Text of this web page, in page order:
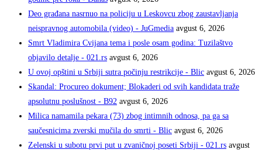
Deo građana nasrnuo na policiju u Leskovcu zbog zaustavljanja
neispravnog automobila (video) - JuGmedia avgust 6, 2026
Smrt Vladimira Cvijana tema i posle osam godina: Tuzilaštvo
objavilo detalje - 021.rs avgust 6, 2026
U ovoj opštini u Srbiji sutra počinju restrikcije - Blic avgust 6, 2026
Skandal: Procureo dokument; Blokaderi od svih kandidata traže
apsolutnu poslušnost - B92 avgust 6, 2026
Milica namamila pekara (73) zbog intimnih odnosa, pa ga sa
saučesnicima zverski mučila do smrti - Blic avgust 6, 2026
Zelenski u subotu prvi put u zvaničnoj poseti Srbiji - 021.rs avgust